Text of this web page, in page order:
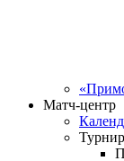
Матч-центр